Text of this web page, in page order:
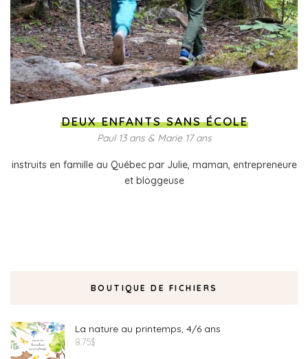
DEUX ENFANTS SANS ÉCOLE
Paul 13 ans & Marie 17 ans
instruits en famille au Québec par Julie, maman, entrepreneure
et bloggeuse
BOUTIQUE DE FICHIERS
La nature au printemps, 4/6 ans
8.75$